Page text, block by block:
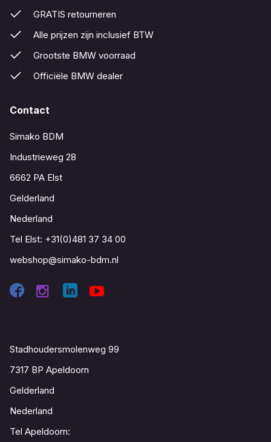
GRATIS retourneren
Alle prijzen zijn inclusief BTW
Grootste BMW voorraad
Officiële BMW dealer
Contact
Simako BDM
Industrieweg 28
6662 PA Elst
Gelderland
Nederland
Tel Elst: +31(0)481 37 34 00
webshop@simako-bdm.nl
Stadhoudersmolenweg 99
7317 BP Apeldoorn
Gelderland
Nederland
Tel Apeldoorn: